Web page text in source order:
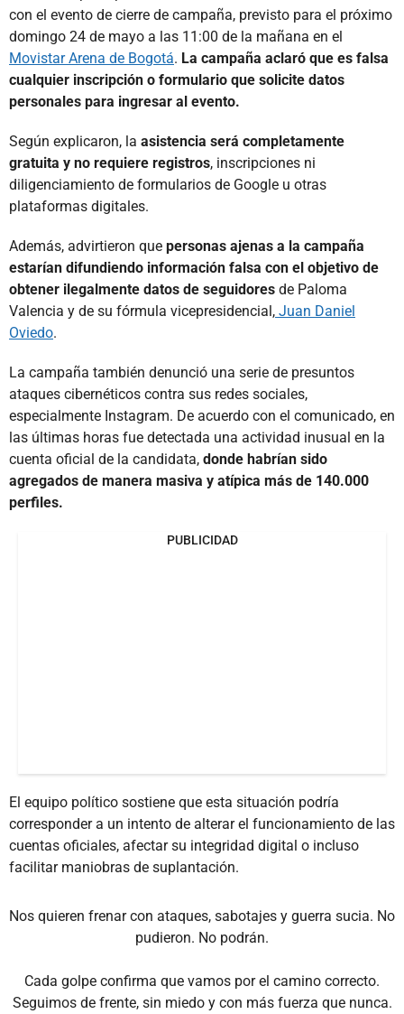
con el evento de cierre de campaña, previsto para el próximo
domingo 24 de mayo a las 11:00 de la mañana en el
Movistar Arena de Bogotá. La campaña aclaró que es falsa
cualquier inscripción o formulario que solicite datos
personales para ingresar al evento.
Según explicaron, la asistencia será completamente
gratuita y no requiere registros, inscripciones ni
diligenciamiento de formularios de Google u otras
plataformas digitales.
Además, advirtieron que personas ajenas a la campaña
estarían difundiendo información falsa con el objetivo de
obtener ilegalmente datos de seguidores de Paloma
Valencia y de su fórmula vicepresidencial, Juan Daniel
Oviedo.
La campaña también denunció una serie de presuntos
ataques cibernéticos contra sus redes sociales,
especialmente Instagram. De acuerdo con el comunicado, en
las últimas horas fue detectada una actividad inusual en la
cuenta oficial de la candidata, donde habrían sido
agregados de manera masiva y atípica más de 140.000
perfiles.
PUBLICIDAD
El equipo político sostiene que esta situación podría
corresponder a un intento de alterar el funcionamiento de las
cuentas oficiales, afectar su integridad digital o incluso
facilitar maniobras de suplantación.
Nos quieren frenar con ataques, sabotajes y guerra sucia. No
pudieron. No podrán.
Cada golpe confirma que vamos por el camino correcto.
Seguimos de frente, sin miedo y con más fuerza que nunca.